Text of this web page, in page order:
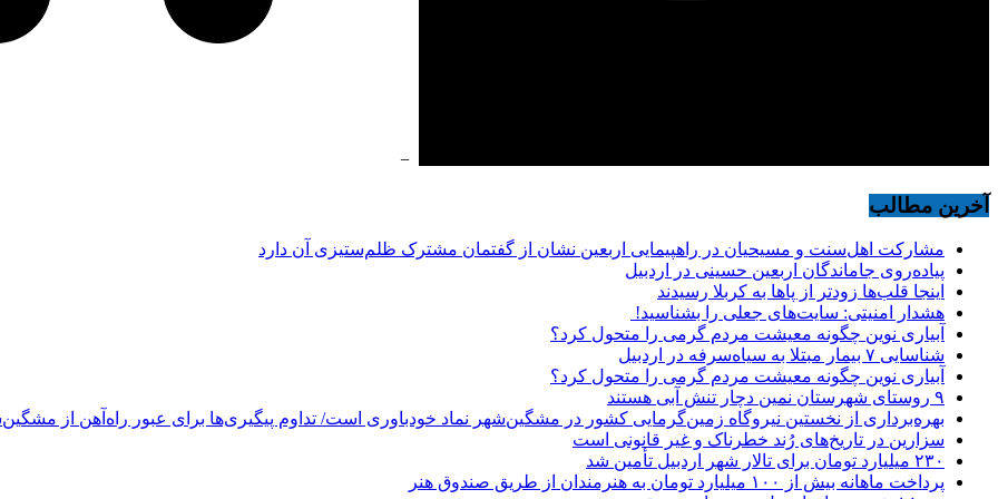
−
آخرین مطالب
مشارکت اهل‌سنت و مسیحیان در راهپیمایی اربعین نشان از گفتمان مشترک ظلم‌ستیزی آن دارد
پیاده‌روی جاماندگان اربعین حسینی در اردبیل
اینجا قلب‌ها زودتر از پاها به کربلا رسیدند
هشدار امنیتی: سایت‌های جعلی را بشناسید!
آبیاری نوین چگونه معیشت مردم گرمی را متحول کرد؟
شناسایی ۷ بیمار مبتلا به سیاه‌سرفه در اردبیل
آبیاری نوین چگونه معیشت مردم گرمی را متحول کرد؟
۹ روستای شهرستان نمین دچار تنش آبی هستند
بهره‌برداری از نخستین نیروگاه زمین‌گرمایی کشور در مشگین‌شهر نماد خودباوری است/ تداوم پیگیری‌ها برای عبور راه‌آهن از
سزارین در تاریخ‌های رُند خطرناک و غیر قانونی است
۲۳۰ میلیارد تومان برای تالار شهر اردبیل تأمین شد
پرداخت ماهانه بیش از ۱۰۰ میلیارد تومان به هنرمندان از طریق صندوق هنر